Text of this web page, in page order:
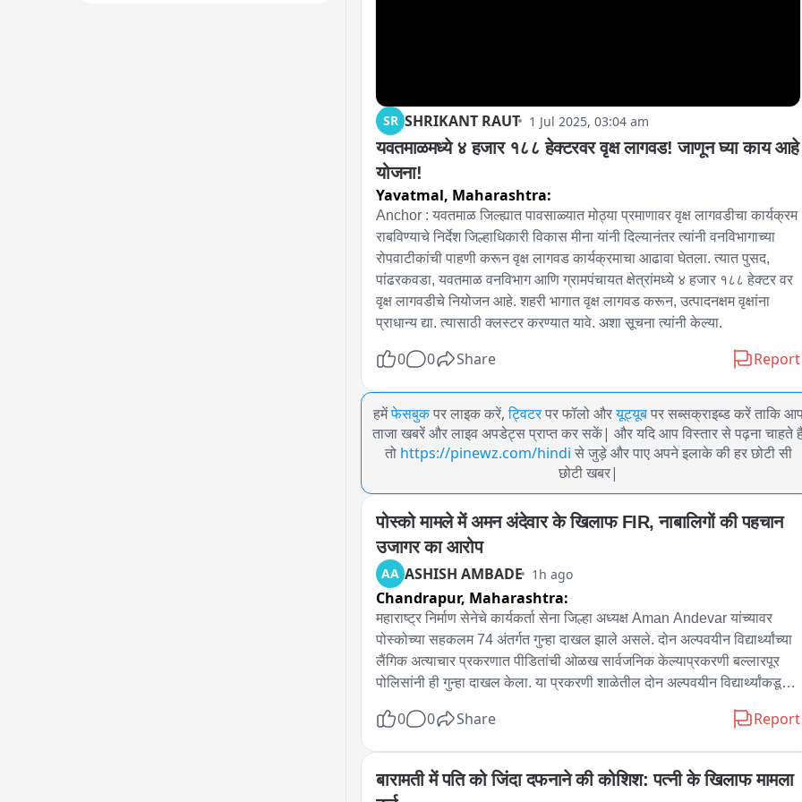
SR SHRIKANT RAUT 1 Jul 2025, 03:04 am
यवतमाळमध्ये ४ हजार १८८ हेक्टरवर वृक्ष लागवड! जाणून घ्या काय आहे
योजना!
Yavatmal, Maharashtra:
Anchor : यवतमाळ जिल्ह्यात पावसाळ्यात मोठ्या प्रमाणावर वृक्ष लागवडीचा कार्यक्रम
राबविण्याचे निर्देश जिल्हाधिकारी विकास मीना यांनी दिल्यानंतर त्यांनी वनविभागाच्या
रोपवाटीकांची पाहणी करून वृक्ष लागवड कार्यक्रमाचा आढावा घेतला. त्यात पुसद,
पांढरकवडा, यवतमाळ वनविभाग आणि ग्रामपंचायत क्षेत्रांमध्ये ४ हजार १८८ हेक्टर वर
वृक्ष लागवडीचे नियोजन आहे. शहरी भागात वृक्ष लागवड करून, उत्पादनक्षम वृक्षांना
0 0 Share Report
हमेंफेसबुक पर लाइक करें, ट्विटर पर फॉलो औरयूट्यूब पर सब्सक्राइब्ड करें ताकि
ताजा खबरें और लाइव अपडेट्स प्राप्त कर सकें| और यदि आप विस्तार से पढ़ना चाहते
तो https://pinewz.com/hindi से जुड़े और पाए अपने इलाके की हर छोटी सी
छोटी खबर|
पोस्को मामले में अमन अंदेवार के खिलाफ FIR, नाबालिगों की पहचान
उजागर का आरोप
AA ASHISH AMBADE 1h ago
Chandrapur, Maharashtra:
महाराष्ट्र निर्माण सेनेचे कार्यकर्ता सेना जिल्हा अध्यक्ष Aman Andevar यांच्यावर
पोस्कोच्या सहकलम 74 अंतर्गत गुन्हा दाखल झाले असले. दोन अल्पवयीन विद्यार्थ्यांच्या
लैंगिक अत्याचार प्रकरणात पीडितांची ओळख सार्वजनिक केल्याप्रकरणी बल्लारपूर
पोलिसांनी ही गुन्हा दाखल केला. या प्रकरणी शाळेतील दोन अल्पवयीन विद्यार्थ्यांकडूनच
येणाऱ्या एका अनुदानित खाजगी आश्रमशाळेत उघडकीस आलं होतं. अमन अंदेवार यांनी
त्यामुळे पीडित बालकांची प्रतिष्ठा आणि सुरक्षा धोक्यात आणल्याचा ठपका ठेवत अमन
अंदेवार यांच्यावर गुन्हा दाखल केला.
0 0 Share Report
बारामती में पति को जिंदा दफनाने की कोशिश: पत्नी के खिलाफ मामला